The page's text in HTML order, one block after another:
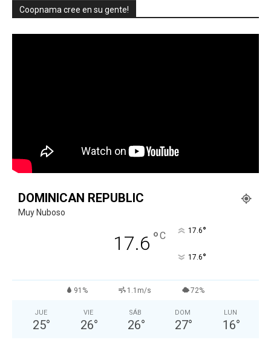
Coopnama cree en su gente!
DOMINICAN REPUBLIC
Muy Nuboso
17.6 °C 17.6°
17.6°
91% 1.1m/s 72%
JUE
25°
VIE
26°
SÁB
26°
DOM
27°
LUN
16°